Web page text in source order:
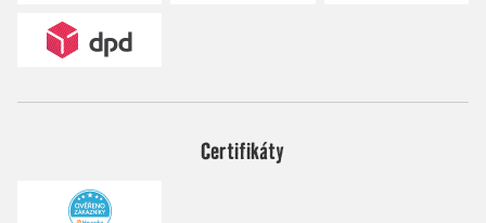
Certifikáty